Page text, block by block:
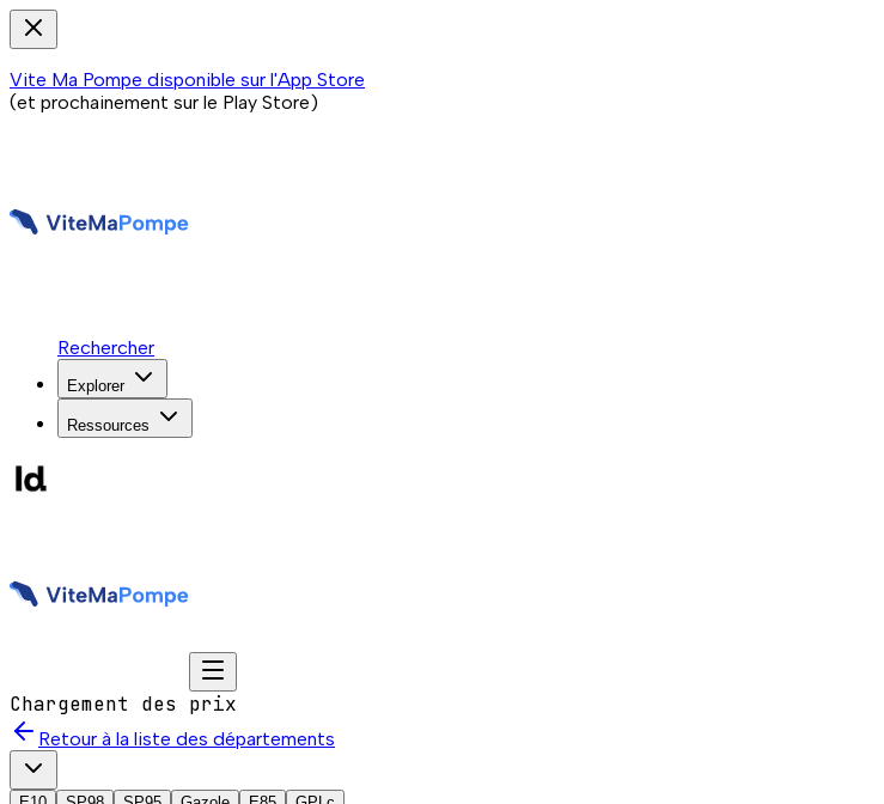
Vite Ma Pompe disponible sur l'App Store
(et prochainement sur le Play Store)
Rechercher
Explorer
Ressources
Chargement des prix
Retour à la liste des départements